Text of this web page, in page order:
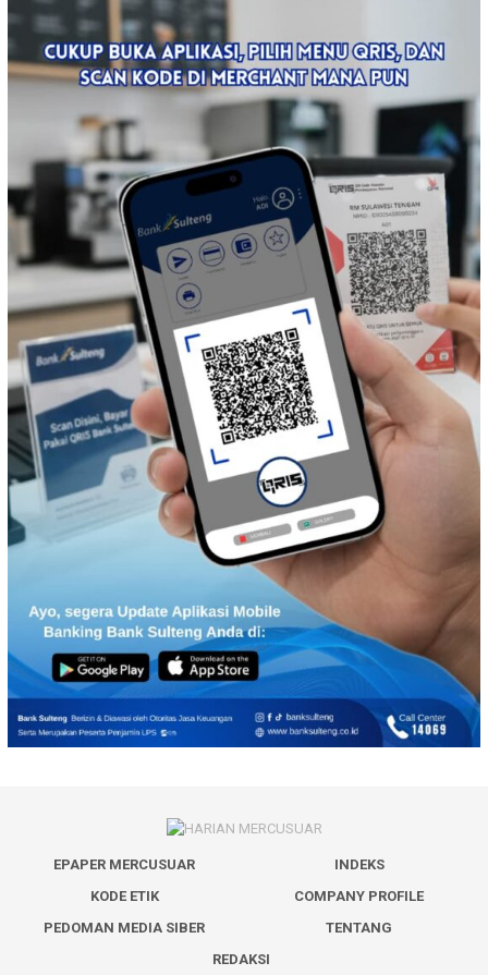
EPAPER MERCUSUAR
INDEKS
KODE ETIK
COMPANY PROFILE
PEDOMAN MEDIA SIBER
TENTANG
REDAKSI